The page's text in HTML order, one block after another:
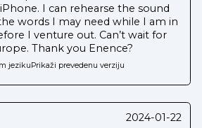
I can rehearse the sound
words I may need while I am in
I venture out. Can’t wait for
Thank you Enence?
jezikuPrikaži prevedenu verziju
2024-01-22